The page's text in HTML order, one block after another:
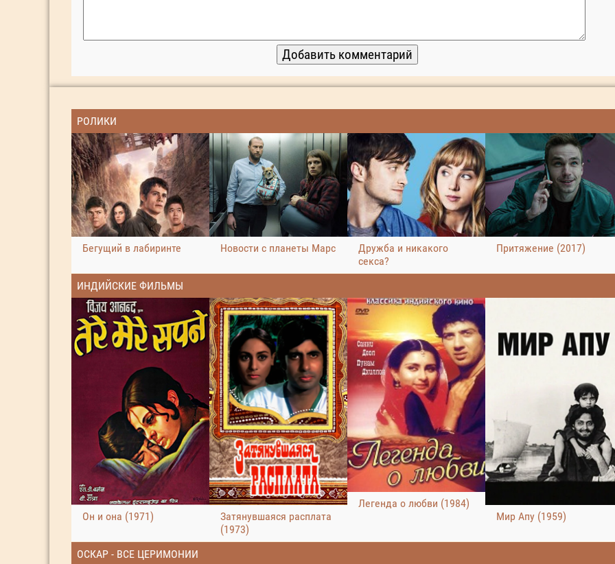
РОЛИКИ
Бегущий в лабиринте Новости с планеты Марс
Дружба и никакого
секса?
Притяжение (2017)
ИНДИЙСКИЕ ФИЛЬМЫ
Он и она (1971)
Затянувшаяся расплата
(1973)
Легенда о любви (1984)
Мир Апу (1959)
ОСКАР - ВСЕ ЦЕРИМОНИИ